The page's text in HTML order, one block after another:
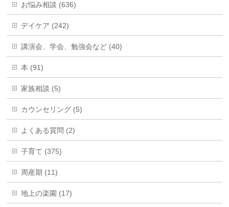
お悩み相談 (636)
デイケア (242)
講演会、学会、勉強会など (40)
本 (91)
家族相談 (5)
カウンセリング (5)
よくある質問 (2)
子育て (375)
周産期 (11)
地上の楽園 (17)